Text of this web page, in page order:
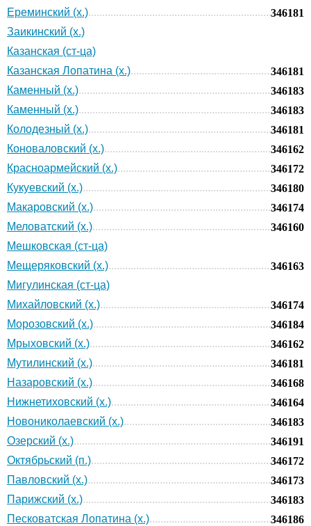
Ереминский (х.)
346181
Заикинский (х.)
Казанская (ст-ца)
Казанская Лопатина (х.)
346181
Каменный (х.)
346183
Каменный (х.)
346183
Колодезный (х.)
346181
Коноваловский (х.)
346162
Красноармейский (х.)
346172
Кукуевский (х.)
346180
Макаровский (х.)
346174
Меловатский (х.)
346160
Мешковская (ст-ца)
Мещеряковский (х.)
346163
Мигулинская (ст-ца)
Михайловский (х.)
346174
Морозовский (х.)
346184
Мрыховский (х.)
346162
Мутилинский (х.)
346181
Назаровский (х.)
346168
Нижнетиховский (х.)
346164
Новониколаевский (х.)
346183
Озерский (х.)
346191
Октябрьский (п.)
346172
Павловский (х.)
346173
Парижский (х.)
346183
Песковатская Лопатина (х.)
346186